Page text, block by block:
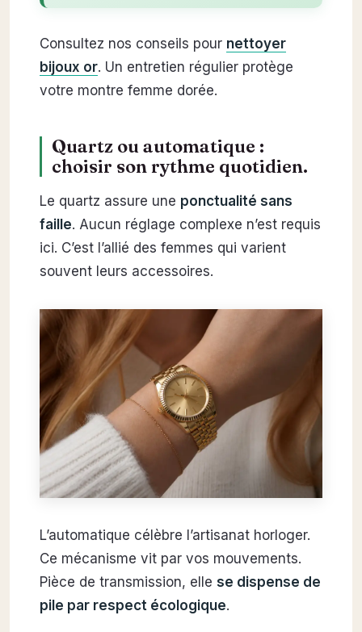
Consultez nos conseils pour nettoyer
bijoux or. Un entretien régulier protège
votre montre femme dorée.
Quartz ou automatique :
choisir son rythme quotidien.
Le quartz assure une ponctualité sans
faille. Aucun réglage complexe n’est requis
ici. C’est l’allié des femmes qui varient
souvent leurs accessoires.
L’automatique célèbre l’artisanat horloger.
Ce mécanisme vit par vos mouvements.
Pièce de transmission, elle se dispense de
pile par respect écologique.